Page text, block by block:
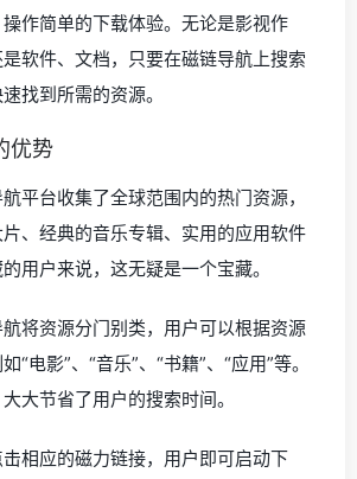
作简单的下载体验。无论是影视作
软件、文档，只要在磁链导航上搜索
找到所需的资源。
优势
平台收集了全球范围内的热门资源，
、经典的音乐专辑、实用的应用软件
用户来说，这无疑是一个宝藏。
将资源分门别类，用户可以根据资源
“电影”、“音乐”、“书籍”、“应用”等。
大节省了用户的搜索时间。
相应的磁力链接，用户即可启动下